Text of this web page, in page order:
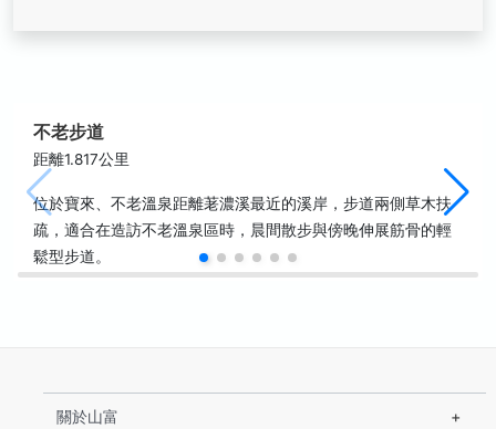
不老步道
距離1.817公里
位於寶來、不老溫泉距離荖濃溪最近的溪岸，步道兩側草木扶
疏，適合在造訪不老溫泉區時，晨間散步與傍晚伸展筋骨的輕
鬆型步道。
關於山富